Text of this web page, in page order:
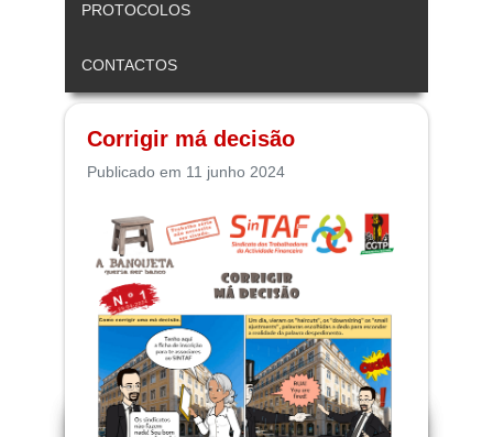
PROTOCOLOS
CONTACTOS
Corrigir má decisão
Publicado em 11 junho 2024